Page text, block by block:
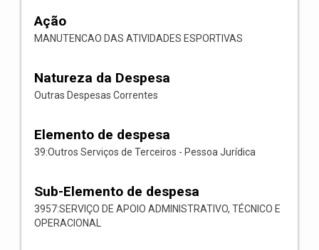
Ação
MANUTENCAO DAS ATIVIDADES ESPORTIVAS
Natureza da Despesa
Outras Despesas Correntes
Elemento de despesa
39:Outros Serviços de Terceiros - Pessoa Jurídica
Sub-Elemento de despesa
3957:SERVIÇO DE APOIO ADMINISTRATIVO, TÉCNICO E
OPERACIONAL